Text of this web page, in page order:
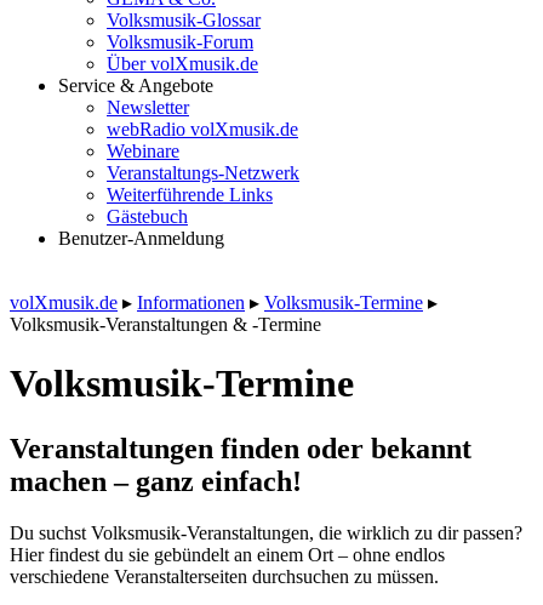
Volksmusik-Glossar
Volksmusik-Forum
Über volXmusik.de
Service & Angebote
Newsletter
webRadio volXmusik.de
Webinare
Veranstaltungs-Netzwerk
Weiterführende Links
Gästebuch
Benutzer-Anmeldung
volXmusik.de ▸ Informationen ▸ Volksmusik-Termine ▸
Volksmusik-Veranstaltungen & -Termine
Volksmusik-Termine
Veranstaltungen finden oder bekannt
machen – ganz einfach!
Du suchst Volksmusik-Veranstaltungen, die wirklich zu dir passen?
Hier findest du sie gebündelt an einem Ort – ohne endlos
verschiedene Veranstalterseiten durchsuchen zu müssen.